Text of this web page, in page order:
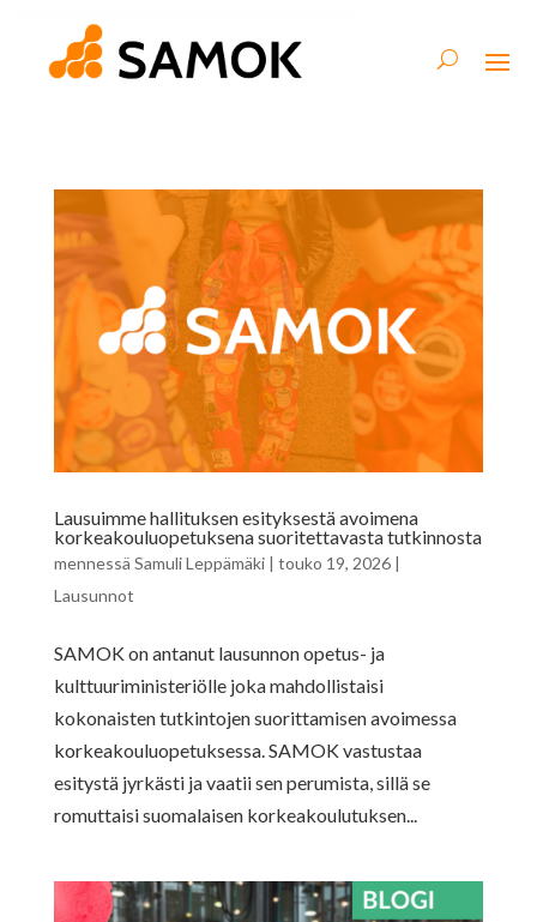
Lausuimme hallituksen esityksestä avoimena
korkeakouluopetuksena suoritettavasta tutkinnosta
mennessä Samuli Leppämäki| touko 19, 2026|
Lausunnot
SAMOK on antanut lausunnon opetus- ja
kulttuuriministeriölle joka mahdollistaisi
kokonaisten tutkintojen suorittamisen avoimessa
korkeakouluopetuksessa. SAMOK vastustaa
esitystä jyrkästi ja vaatii sen perumista, sillä se
romuttaisi suomalaisen korkeakoulutuksen...